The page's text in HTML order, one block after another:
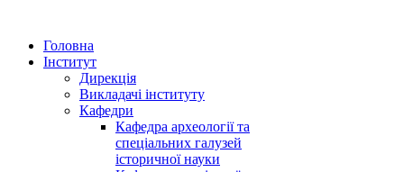
Головна
Інститут
Дирекція
Викладачі інституту
Кафедри
Кафедра археології та
спеціальних галузей
історичної науки